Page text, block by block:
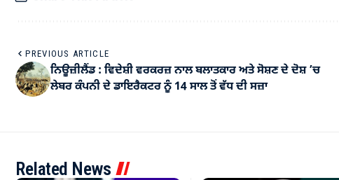
PREVIOUS ARTICLE
ਨਿਊਜ਼ੀਲੈਂਡ : ਵਿਦੇਸ਼ੀ ਵਰਕਰਜ਼ ਨਾਲ ਬਲਾਤਕਾਰ ਅਤੇ ਸੋਸ਼ਣ ਦੇ ਦੋਸ਼ ’ਚ
ਲੇਬਰ ਕੰਪਨੀ ਦੇ ਡਾਇਰੈਕਟਰ ਨੂੰ 14 ਸਾਲ ਤੋਂ ਵੱਧ ਦੀ ਸਜ਼ਾ
Related News